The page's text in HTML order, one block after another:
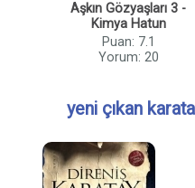
Aşkın Gözyaşları 3 -
Kimya Hatun
Puan: 7.1
Yorum: 20
yeni çıkan